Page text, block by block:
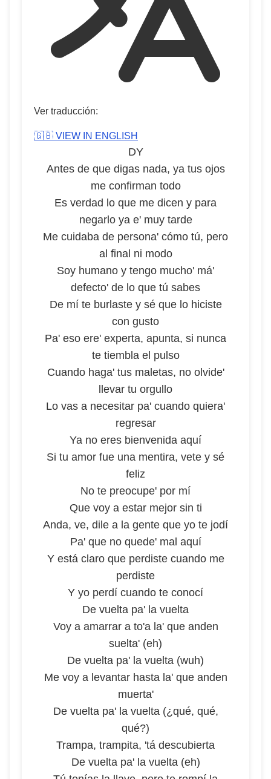
Ver traducción:
🇬🇧 VIEW IN ENGLISH
DY
Antes de que digas nada, ya tus ojos
me confirman todo
Es verdad lo que me dicen y para
negarlo ya e' muy tarde
Me cuidaba de persona' cómo tú, pero
al final ni modo
Soy humano y tengo mucho' má'
defecto' de lo que tú sabes
De mí te burlaste y sé que lo hiciste
con gusto
Pa' eso ere' experta, apunta, si nunca
te tiembla el pulso
Cuando haga' tus maletas, no olvide'
llevar tu orgullo
Lo vas a necesitar pa' cuando quiera'
regresar
Ya no eres bienvenida aquí
Si tu amor fue una mentira, vete y sé
feliz
No te preocupe' por mí
Que voy a estar mejor sin ti
Anda, ve, dile a la gente que yo te jodí
Pa' que no quede' mal aquí
Y está claro que perdiste cuando me
perdiste
Y yo perdí cuando te conocí
De vuelta pa' la vuelta
Voy a amarrar a to'a la' que anden
suelta' (eh)
De vuelta pa' la vuelta (wuh)
Me voy a levantar hasta la' que anden
muerta'
De vuelta pa' la vuelta (¿qué, qué,
qué?)
Trampa, trampita, 'tá descubierta
De vuelta pa' la vuelta (eh)